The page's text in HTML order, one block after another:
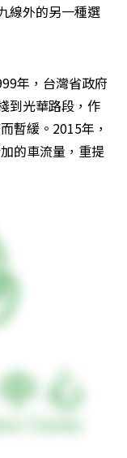
線外的另一種選
年，台灣省政府
到光華路段，作
暫緩。2015年，
的車流量，重提